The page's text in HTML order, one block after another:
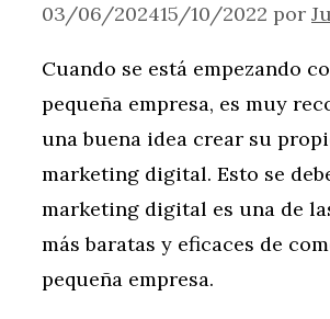
03/06/202415/10/2022 por
Cuando se está empezando
pequeña empresa, es muy
una buena idea crear su
marketing digital. Esto se
marketing digital es una de
más baratas y eficaces de
pequeña empresa.